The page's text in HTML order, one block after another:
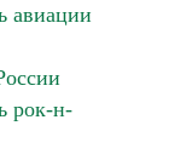
авиации
рок-н-